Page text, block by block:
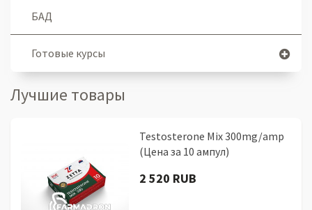
БАД
Готовые курсы
Лучшие товары
Testosterone Mix 300mg/amp
(Цена за 10 ампул)
2 520 RUB